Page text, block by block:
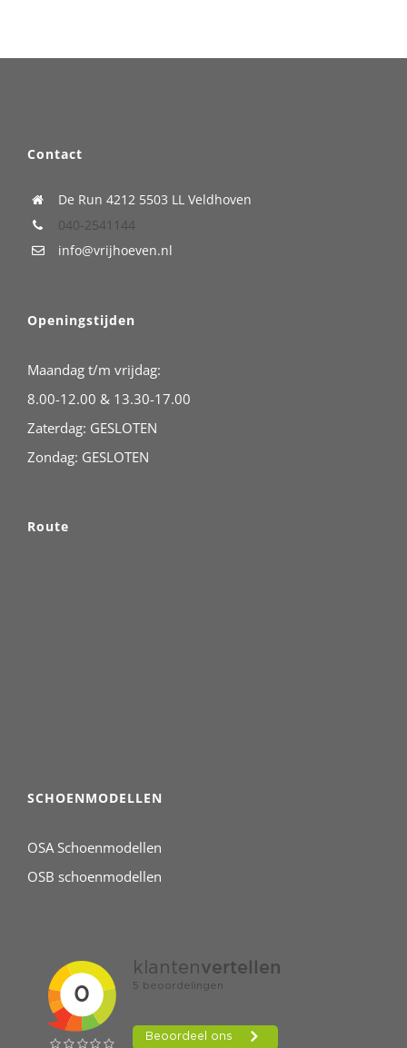
Contact
De Run 4212 5503 LL Veldhoven
040-2541144
info@vrijhoeven.nl
Openingstijden
Maandag t/m vrijdag:
8.00-12.00 & 13.30-17.00
Zaterdag: GESLOTEN
Zondag: GESLOTEN
Route
SCHOENMODELLEN
OSA Schoenmodellen
OSB schoenmodellen